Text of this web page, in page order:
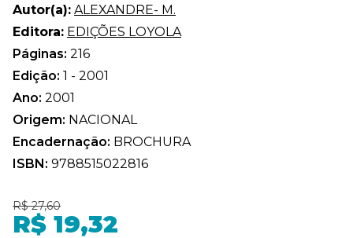
Autor(a): ALEXANDRE- M.
Editora: EDIÇÕES LOYOLA
Páginas: 216
Edição: 1 - 2001
Ano: 2001
Origem: NACIONAL
Encadernação: BROCHURA
ISBN: 9788515022816
R$ 27,60
R$ 19,32